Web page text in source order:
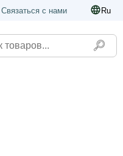
Связаться с нами Ru